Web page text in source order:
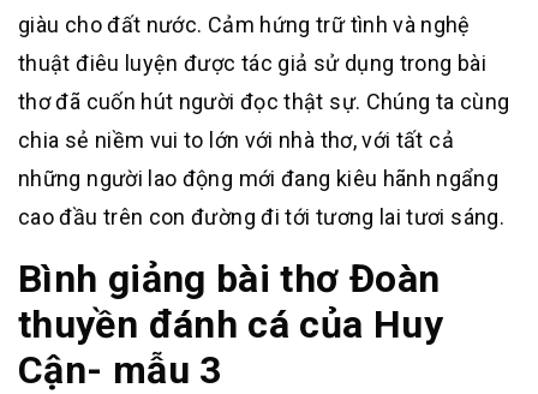
giàu cho đất nước. Cảm hứng trữ tình và nghệ
thuật điêu luyện được tác giả sử dụng trong bài
thơ đã cuốn hút người đọc thật sự. Chúng ta cùng
chia sẻ niềm vui to lớn với nhà thơ, với tất cả
những người lao động mới đang kiêu hãnh ngẩng
cao đầu trên con đường đi tới tương lai tươi sáng.
Bình giảng bài thơ Đoàn
thuyền đánh cá của Huy
Cận- mẫu 3